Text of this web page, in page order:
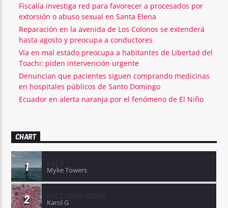
Fiscalía investiga red para favorecer a procesados por
extorsión o abuso sexual en Santa Elena
Reparación en la avenida de Los Colonos se extenderá
hasta agosto y preocupa a conductores
Vía en mal estado preocupa a habitantes de Libertad del
Toachi: piden intervención urgente
Denuncian que pacientes siguen comprando medicinas
en hospitales públicos de Santo Domingo
Ecuador en alerta naranja por el fenómeno de El Niño
CHART
1 Myke Towers
2 Karol G